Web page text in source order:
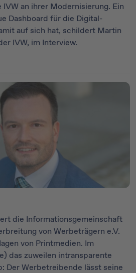
an ihrer Modernisierung. Ein
Dashboard für die Digital-
auf sich hat, schildert Martin
IVW, im Interview.
die Informationsgemeinschaft
von Werbeträgern e.V.
von Printmedien. Im
das zuweilen intransparente
Der Werbetreibende lässt seine